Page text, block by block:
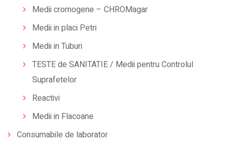
Medii cromogene – CHROMagar
Medii in placi Petri
Medii in Tuburi
TESTE de SANITATIE / Medii pentru Controlul
Suprafetelor
Reactivi
Medii in Flacoane
Consumabile de laborator